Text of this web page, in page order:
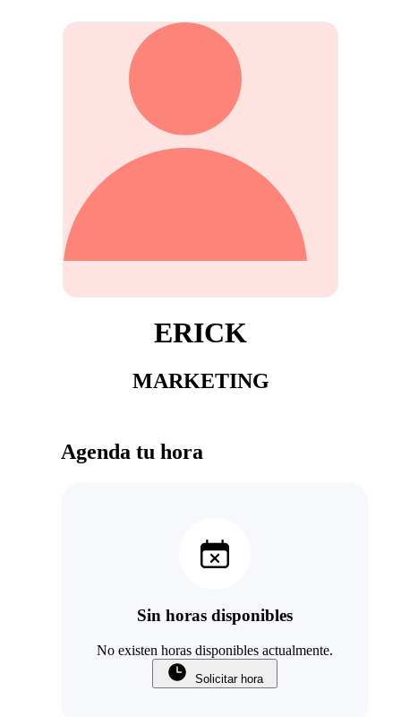
ERICK
MARKETING
Agenda tu hora
Sin horas disponibles
No existen horas disponibles actualmente.
Solicitar hora